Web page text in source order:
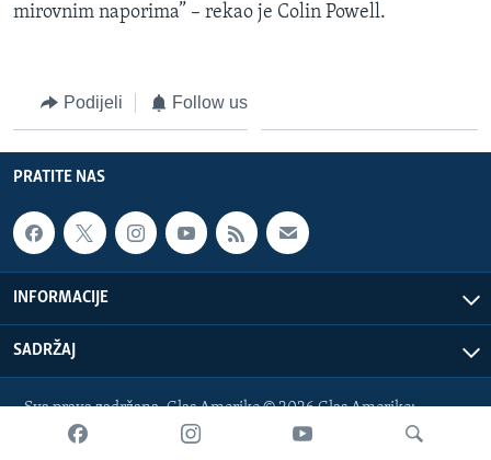
mirovnim naporima” – rekao je Colin Powell.
Podijeli Follow us
PRATITE NAS
INFORMACIJE
SADRŽAJ
Sva prava zadržana. Glas Amerike © 2026 Glas Amerike:
bosnian-service@voanews.com